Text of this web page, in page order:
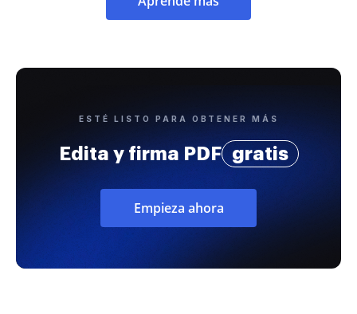
ESTÉ LISTO PARA OBTENER MÁS
Edita y firma PDF gratis
Empieza ahora